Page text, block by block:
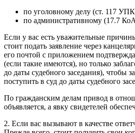
по уголовному делу (ст. 117
по административному (17.7
Если у вас есть уважительные
стоит подать заявление через
его почтой с приложением
(если такие имеются), но только
до даты судебного заседания), чтобы
поступить в суд до даты судебного
По гражданским делам привод в
объявляется, а явку свидетелей
2. Если вас вызывают в качестве